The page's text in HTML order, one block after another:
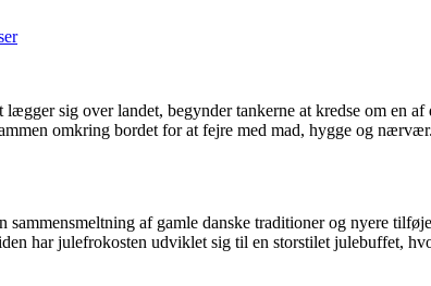
sig over landet, begynder tankerne at kredse om en
omkring bordet for at fejre med mad, hygge og nærvær.
sammensmeltning af gamle danske traditioner og nyere
har julefrokosten udviklet sig til en storstilet julebuffet,